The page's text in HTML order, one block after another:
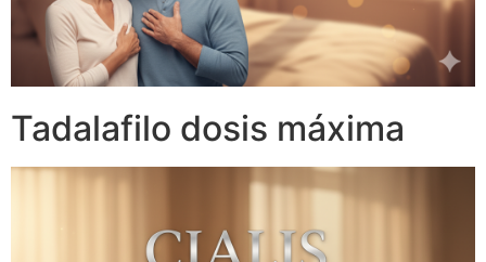
Tadalafilo dosis máxima